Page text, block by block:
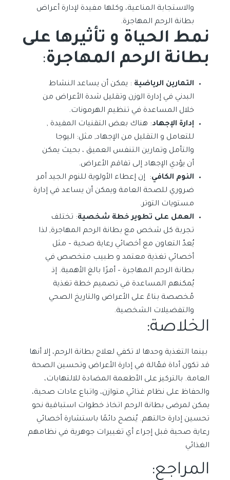
والاستجابة المناعية، وكلها مفيدة لإدارة أعراض
بطانة الرحم المهاجرة.
نمط الحياة و تأثيرها على
بطانة الرحم المهاجرة:
التمارين الرياضية : يمكن أن يساعد النشاط
البدني في إدارة الوزن وتقليل شدة الأعراض من
خلال المساعدة في تنظيم الهرمونات.
إدارة الإجهاد: هناك بعض التقنيات المفيدة ,
للتعامل و التقليل من الإجهاد, مثل: اليوجا
والتأمل وتمارين التنفس العميق ، بحيث يمكن
أن يؤدي الإجهاد إلى تفاقم الأعراض.
النوم الكافي: إن إعطاء الأولوية للنوم الجيد أمر
ضروري للصحة العامة ويمكن أن يساعد في إدارة
مستويات التوتر.
العمل على تطوير خطة شخصية: تختلف
تجربة كل شخص مع بطانة الرحم المهاجرة, لذا
يُعدّ التعاون مع أخصائي رعاية صحية – مثل
أخصائي تغذية معتمد و طبيب متخصص في
بطانة الرحم المهاجرة – أمرًا بالغ الأهمية. إذ
يُمكنهم المساعدة في تصميم خطة تغذية
مُخصصة بناءً على الأعراض والتاريخ الصحي
والتفضيلات الشخصية.
الخلاصة:
بينما التغذية وحدها لا تكفي لعلاج بطانة الرحم، إلا أنها
قد تكون أداة فعّالة في إدارة الأعراض وتحسين الصحة
العامة. بالتركيز على الأطعمة المضادة للالتهابات،
والحفاظ على نظام غذائي متوازن، واتباع عادات صحية،
يمكن لمرضى بطانة الرحم اتخاذ خطوات استباقية نحو
تحسين إدارة حالتهم. يُنصح دائمًا باستشارة أخصائي
رعاية صحية قبل إجراء أي تغييرات جوهرية في نظامهم
الغذائي
المراجع: